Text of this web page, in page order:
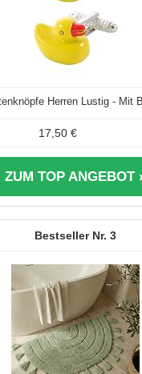
Herren Lustig - Mit
17,50 €
ZUM TOP ANGEBOT
3